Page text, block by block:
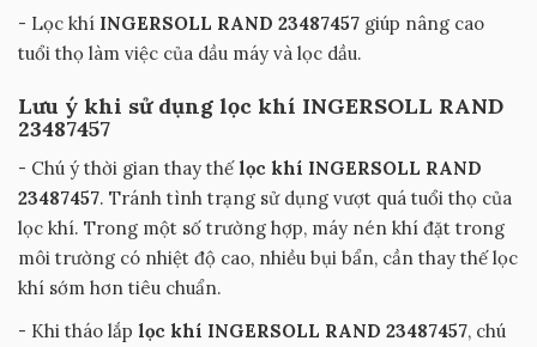
- Lọc khí INGERSOLL RAND 23487457 giúp nâng cao
tuổi thọ làm việc của dầu máy và lọc dầu.
Lưu ý khi sử dụng lọc khí INGERSOLL RAND
23487457
- Chú ý thời gian thay thếlọc khí INGERSOLL RAND
23487457. Tránh tình trạng sử dụng vượt quá tuổi thọ của
lọc khí. Trong một số trường hợp, máy nén khí đặt trong
môi trường có nhiệt độ cao, nhiều bụi bẩn, cần thay thế lọc
khí sớm hơn tiêu chuẩn.
- Khi tháo lắp lọc khí INGERSOLL RAND 23487457, chú